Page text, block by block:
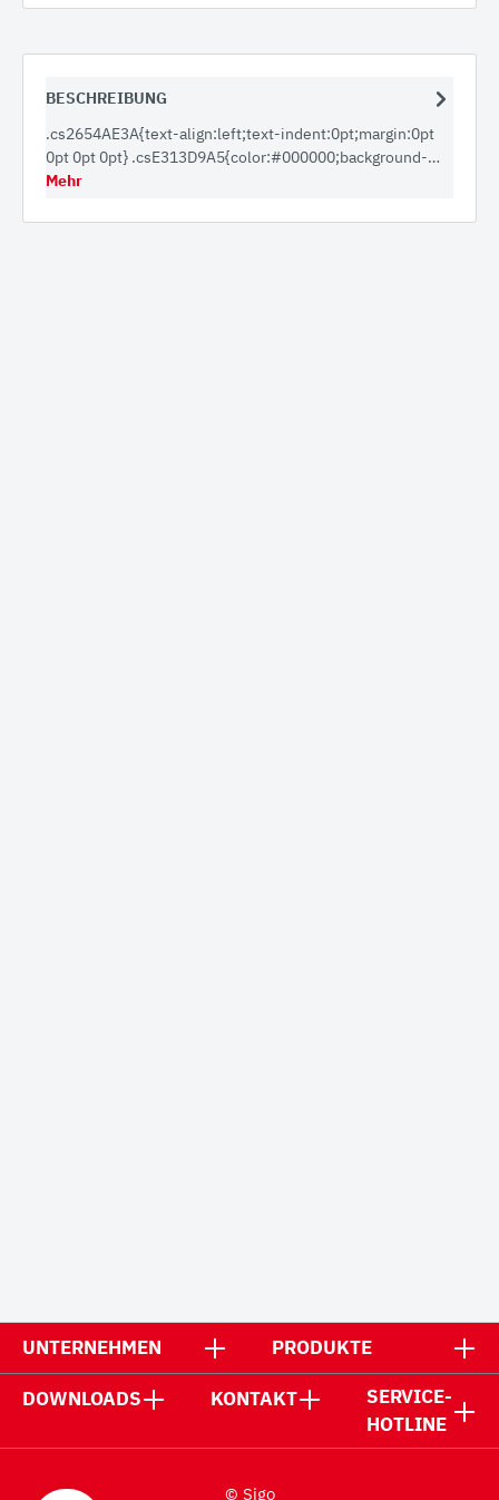
BESCHREIBUNG
.cs2654AE3A{text-align:left;text-indent:0pt;margin:0pt
0pt 0pt 0pt} .csE313D9A5{color:#000000;background-…
Mehr
UNTERNEHMEN PRODUKTE
DOWNLOADS KONTAKT
SERVICE-
HOTLINE
© Sigo